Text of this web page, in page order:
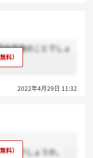
終面接のことでしょ
2022年4月29日 11:32
いでしょうか。